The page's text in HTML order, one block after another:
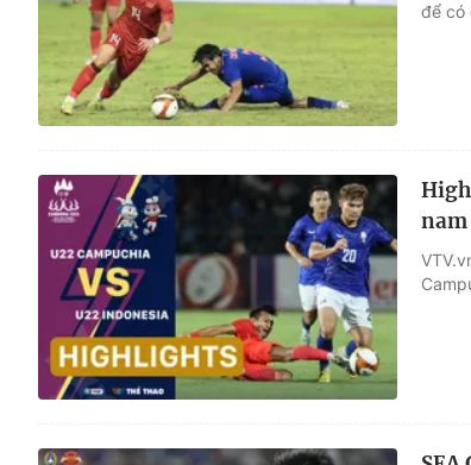
để có
nam